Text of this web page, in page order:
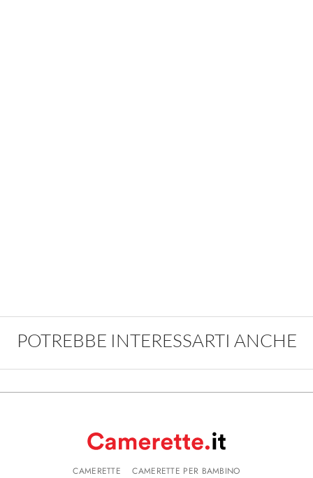
POTREBBE INTERESSARTI ANCHE
CAMERETTE CAMERETTE PER BAMBINO